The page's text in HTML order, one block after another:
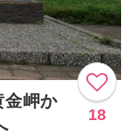
金岬か
18